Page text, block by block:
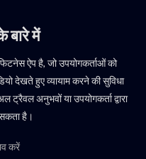
में
ऐप है, जो उपयोगकर्ताओं को
देखते हुए व्यायाम करने की सुविधा
अनुभवों या उपयोगकर्ता द्वारा
है।
करें